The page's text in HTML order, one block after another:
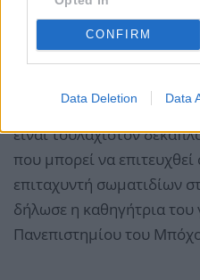
CONFIRM
Data Deletion Data
Το νετρίνο υπερυψηλής
αντιληπτό από το
άνω των 100
είναι τουλάχιστον
που μπορεί να επιτευχθεί
επιταχυντή σωματιδίων
δήλωσε η καθηγήτρια του
Πανεπιστημίου του